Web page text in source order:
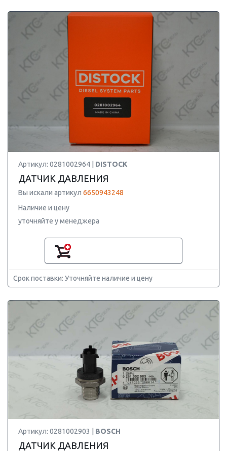
Артикул: 0281002964 | DISTOCK
ДАТЧИК ДАВЛЕНИЯ
Вы искали артикул 6650943248
Наличие и цену
уточняйте у менеджера
Срок поставки: Уточняйте наличие и цену
Артикул: 0281002903 | BOSCH
ДАТЧИК ДАВЛЕНИЯ